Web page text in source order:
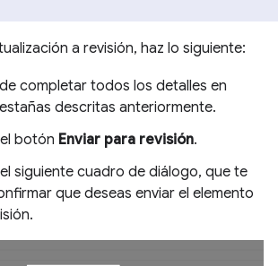
a revisión, haz lo siguiente:
completar todos los detalles en
descritas anteriormente.
botón Enviar para revisión.
siguiente cuadro de diálogo, que te
que deseas enviar el elemento